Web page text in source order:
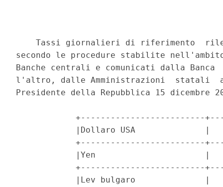
Tassi giornalieri di riferimento
secondo le procedure stabilite
Banche centrali e comunicati dalla
l'altro, dalle Amministrazioni  statali
Presidente della Repubblica 15 dicembre
+-------------------------
|Dollaro USA              |
+-------------------------
|Yen                      |
+-------------------------
|Lev bulgaro              |